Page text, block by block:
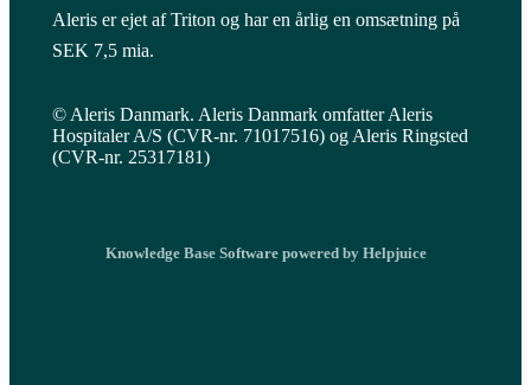
Aleris er ejet af Triton og har en årlig en omsætning på
SEK 7,5 mia.
© Aleris Danmark. Aleris Danmark omfatter Aleris
Hospitaler A/S (CVR-nr. 71017516) og Aleris Ringsted
(CVR-nr. 25317181)
Knowledge Base Software powered by Helpjuice